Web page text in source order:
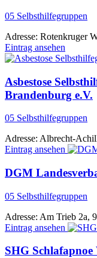
05 Selbsthilfegruppen
Adresse: Rotenkruger
Eintrag ansehen
Asbestose
Brandenburg e.V.
05 Selbsthilfegruppen
Adresse: Albrecht-
Eintrag ansehen
DGM
05 Selbsthilfegruppen
Adresse: Am Trieb 2a,
Eintrag ansehen
SHG